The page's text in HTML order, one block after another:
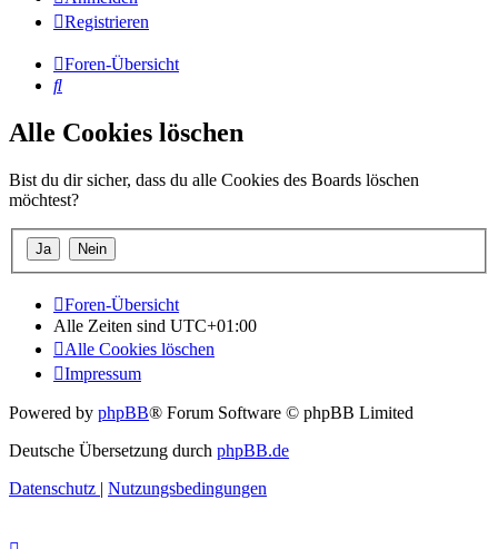
Registrieren
Foren-Übersicht
Suche
Alle Cookies löschen
Bist du dir sicher, dass du alle Cookies des Boards löschen
möchtest?
Foren-Übersicht
Alle Zeiten sind UTC+01:00
Alle Cookies löschen
Impressum
Powered by phpBB® Forum Software © phpBB Limited
Deutsche Übersetzung durch phpBB.de
Datenschutz | Nutzungsbedingungen